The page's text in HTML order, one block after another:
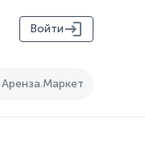
Войти
Аренза.Маркет